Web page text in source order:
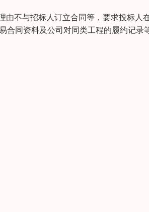
由不与招标人订立合同等，要求投标人
合同资料及公司对同类工程的履约记录